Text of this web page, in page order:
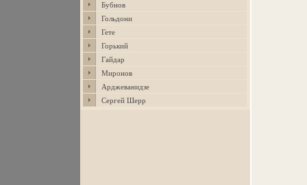
Бубнов
Гольдони
Гете
Горький
Гайдар
Миронов
Арджеванидзе
Сергей Шерр